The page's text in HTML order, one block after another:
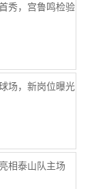
秀，宫鲁鸣检验
场，新岗位曝光
相泰山队主场